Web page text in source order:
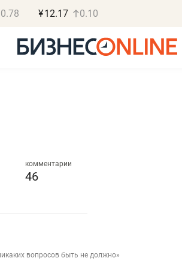
0.78 ¥12.17 0.10
комментарии
46
вопросов быть не должно»
«Готовые решения»
вообще,